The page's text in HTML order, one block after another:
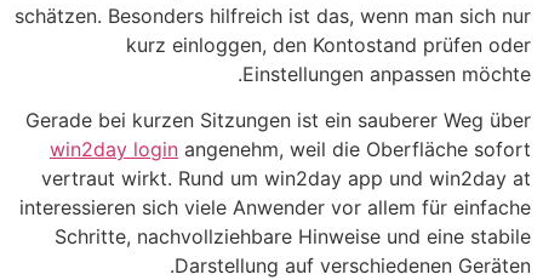
schätzen. Besonders hilfreich ist das, wenn man sich nur
kurz einloggen, den Kontostand prüfen oder
Einstellungen anpassen möchte.
Gerade bei kurzen Sitzungen ist ein sauberer Weg über
win2day login angenehm, weil die Oberfläche sofort
vertraut wirkt. Rund um win2day app und win2day at
interessieren sich viele Anwender vor allem für einfache
Schritte, nachvollziehbare Hinweise und eine stabile
Darstellung auf verschiedenen Geräten.